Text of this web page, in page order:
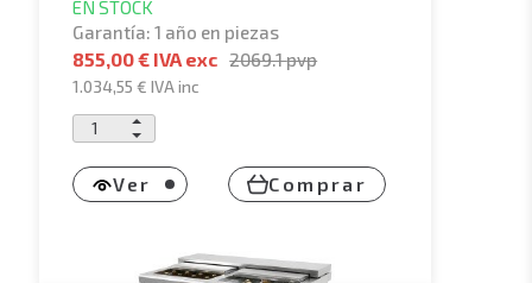
EN STOCK
Garantía: 1 año en piezas
855,00 € IVA exc 2069.1pvp
1.034,55 €IVA inc
Ver Comprar